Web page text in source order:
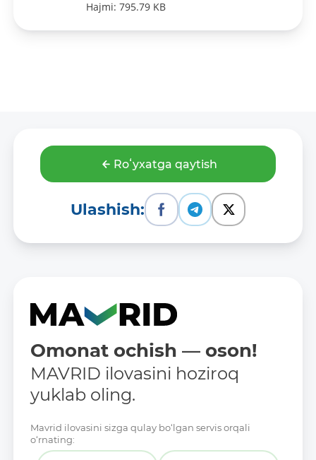
Hajmi: 795.79 KB
Roʻyxatga qaytish
Ulashish:
Omonat ochish — oson!
MAVRID ilovasini hoziroq
yuklab oling.
Mavrid ilovasini sizga qulay bo‘lgan servis orqali
o‘rnating: